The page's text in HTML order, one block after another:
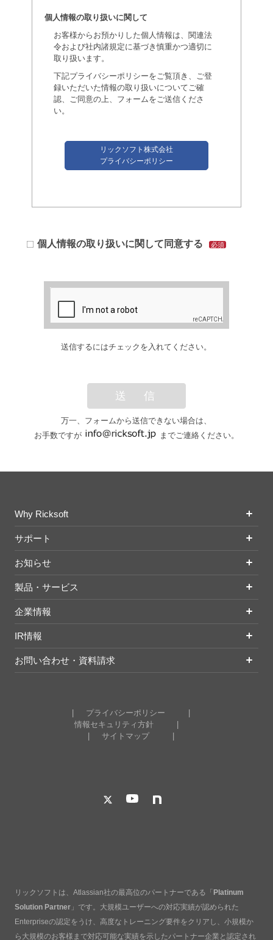
個人情報の取り扱いに関して
お客様からお預かりした個人情報は、関連法
令および社内諸規定に基づき慎重かつ適切に
取り扱います。
下記プライバシーポリシーをご覧頂き、ご登
録いただいた情報の取り扱いについてご確
認、ご同意の上、フォームをご送信くださ
い。
リックソフト株式会社
プライバシーポリシー
個人情報の取り扱いに関して同意する 必須
送信するにはチェックを入れてください。
送 信
万一、フォームから送信できない場合は、
お手数ですが
までご連絡ください。
Why Ricksoft
サポート
お知らせ
製品・サービス
企業情報
IR情報
お問い合わせ・資料請求
プライバシーポリシー
情報セキュリティ方針
サイトマップ
リックソフトは、Atlassian社の最高位のパートナーである「 Platinum
Solution Partner 」です。大規模ユーザーへの対応実績が認められた
Enterpriseの認定をうけ、高度なトレーニング要件をクリアし、小規模か
ら大規模のお客様まで対応可能な実績を示したパートナー企業と認定され